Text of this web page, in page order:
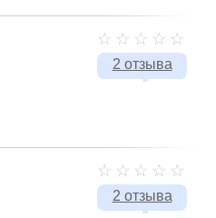
2 отзыва
2 отзыва